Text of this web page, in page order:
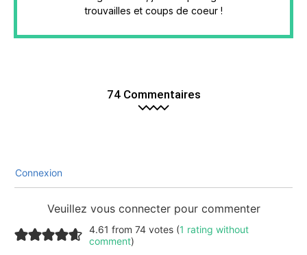
trouvailles et coups de coeur !
74 Commentaires
Connexion
Veuillez vous connecter pour commenter
4.61 from 74 votes (1 rating without
comment)